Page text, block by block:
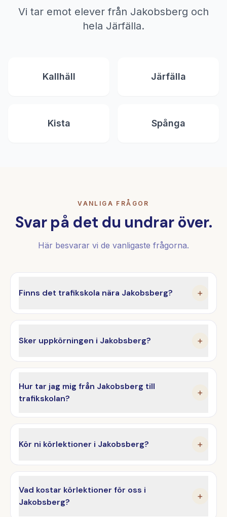
Vi tar emot elever från Jakobsberg och
hela Järfälla.
Kallhäll Järfälla
Kista Spånga
VANLIGA FRÅGOR
Svar på det du undrar över.
Här besvarar vi de vanligaste frågorna.
Finns det trafikskola nära Jakobsberg? +
Sker uppkörningen i Jakobsberg? +
Hur tar jag mig från Jakobsberg till
trafikskolan?
+
Kör ni körlektioner i Jakobsberg? +
Vad kostar körlektioner för oss i
Jakobsberg?
+